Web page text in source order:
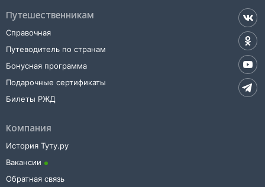
Путешественникам
Справочная
Путеводитель по странам
Бонусная программа
Подарочные сертификаты
Билеты РЖД
Компания
История Туту.ру
Вакансии
Обратная связь